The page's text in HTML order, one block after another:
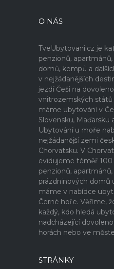
O NÁS
TveUbytovani.cz je
penzionů,
domů, kempů a
v nejžádanějších
jezdí Češi na
vnitrozemských
máme ubytování v
Slovensku, Maďarsku
Ubytování u moře
nejžádanější zemi
Chorvatsku. V
evidujeme téměř
penzionů,
prázdninových domů
máme v nabídce
Černé hoře. Věříme,
každý, kdo hledá
nadcházející
horách nebo ve
STRÁNKY